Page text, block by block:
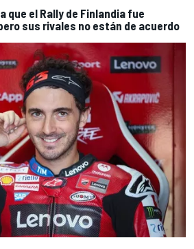
que el Rally de Finlandia fue
sus rivales no están de acuerdo